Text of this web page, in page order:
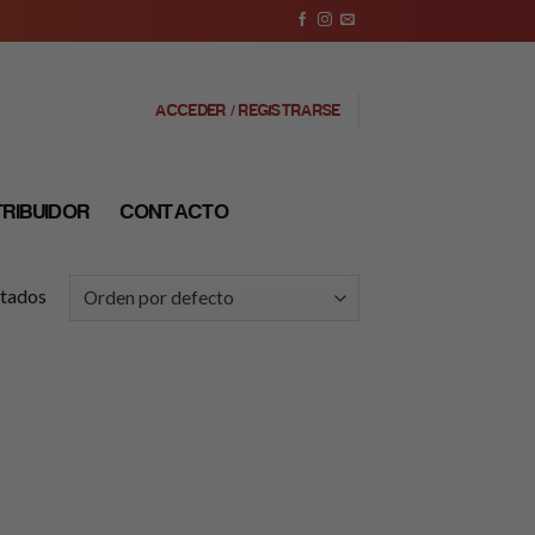
ACCEDER / REGISTRARSE
CONTACTO